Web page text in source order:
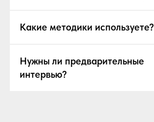
Какие методики используете?
Нужны ли предварительные
интервью?